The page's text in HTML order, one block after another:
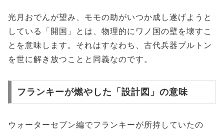
光月おでんが望み、モモの助がいつか成し遂げようと
している「開国」とは、物理的にワノ国の壁を壊すこ
とを意味します。それはすなわち、古代兵器プルトン
を世に解き放つことと同義なのです。
フランキーが燃やした「設計図」の意味
ウォーターセブン編でフランキーが所持していたの